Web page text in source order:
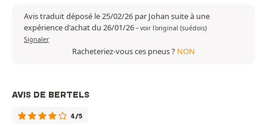
Avis traduit déposé le 25/02/26 par Johan suite à une
expérience d'achat du 26/01/26- voir l'original (suédois)
Signaler
Racheteriez-vous ces pneus ? NON
AVIS DE BERTELS
4/5